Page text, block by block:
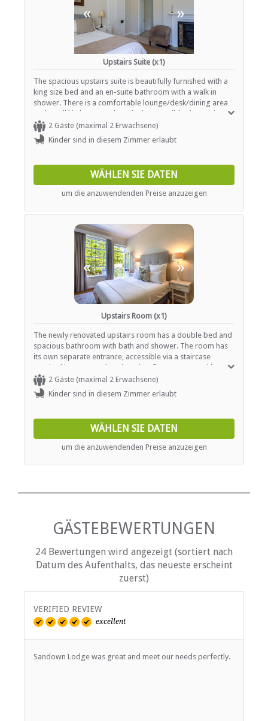
« »
Upstairs Suite (x1)
The spacious upstairs suite is beautifully furnished with a
king size bed and an en-suite bathroom with a walk in
shower. There is a comfortable lounge/desk/dining area
and small kitchenette. The suite is accessible via a staircase
overlooking our garden.
2 Gäste (maximal 2 Erwachsene)
Kinder sind in diesem Zimmer erlaubt
WÄHLEN SIE DATEN
um die anzuwendenden Preise anzuzeigen
« »
Upstairs Room (x1)
The newly renovated upstairs room has a double bed and
spacious bathroom with bath and shower. The room has
its own separate entrance, accessible via a staircase
overlooking our garden.There is a flat screen TV with DStv,
Wifi access and a desk.
2 Gäste (maximal 2 Erwachsene)
Kinder sind in diesem Zimmer erlaubt
WÄHLEN SIE DATEN
um die anzuwendenden Preise anzuzeigen
GÄSTEBEWERTUNGEN
24 Bewertungen wird angezeigt (sortiert nach
Datum des Aufenthalts, das neueste erscheint
zuerst)
VERIFIED REVIEW
excellent
Sandown Lodge was great and meet our needs perfectly.